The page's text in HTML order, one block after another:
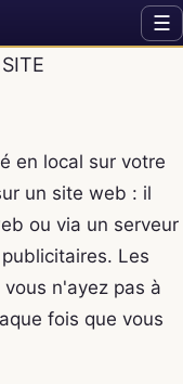
☰
en local sur votre
un site web : il
ou via un serveur
Les
n'ayez pas à
fois que vous